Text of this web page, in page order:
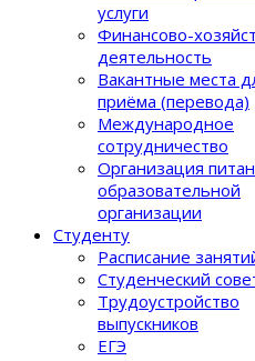
услуги
Финансово-
деятельность
Вакантные места
приёма (перевода)
Международное
сотрудничество
Организация
образовательной
организации
Студенту
Расписание
Студенческий
Трудоустройство
выпускников
ЕГЭ